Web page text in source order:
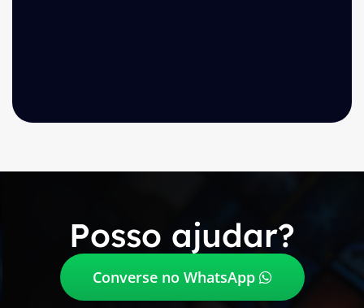
Posso ajudar?
Converse no WhatsApp